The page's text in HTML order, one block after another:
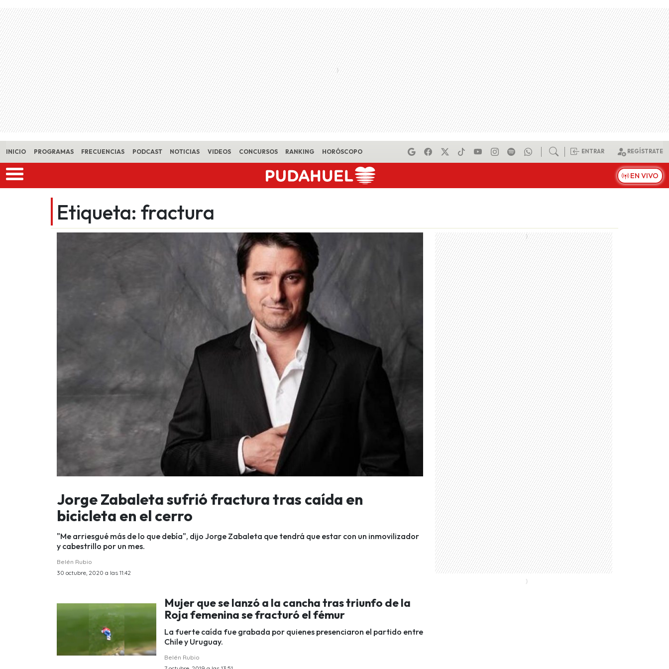
Skip to main content
INICIO PROGRAMAS FRECUENCIAS PODCAST NOTICIAS VIDEOS CONCURSOS RANKING HORÓSCOPO ENTRAR REGÍSTRATE
EN VIVO
Etiqueta: fractura
Jorge Zabaleta sufrió fractura tras caída en
bicicleta en el cerro
"Me arriesgué más de lo que debía", dijo Jorge Zabaleta que tendrá que estar con un inmovilizador
y cabestrillo por un mes.
Belén Rubio
30 octubre, 2020 a las 11:42
Mujer que se lanzó a la cancha tras triunfo de la
Roja femenina se fracturó el fémur
La fuerte caída fue grabada por quienes presenciaron el partido entre
Chile y Uruguay.
Belén Rubio